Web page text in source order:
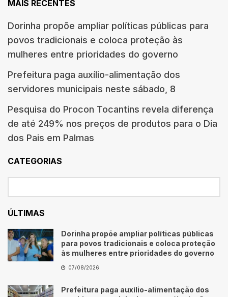
MAIS RECENTES
Dorinha propõe ampliar políticas públicas para
povos tradicionais e coloca proteção às
mulheres entre prioridades do governo
Prefeitura paga auxílio-alimentação dos
servidores municipais neste sábado, 8
Pesquisa do Procon Tocantins revela diferença
de até 249% nos preços de produtos para o Dia
dos Pais em Palmas
CATEGORIAS
ÚLTIMAS
Dorinha propõe ampliar políticas públicas
para povos tradicionais e coloca proteção
às mulheres entre prioridades do governo
07/08/2026
Prefeitura paga auxílio-alimentação dos